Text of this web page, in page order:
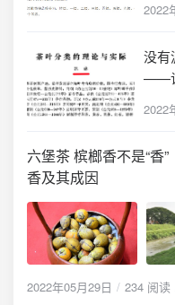
2022
没有
——
2022
六堡茶 槟榔香不是“
香及其成因
2022年05月29日 234 阅读